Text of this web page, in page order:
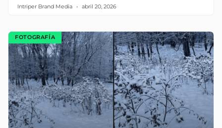
Intriper Brand Media abril 20, 2026
FOTOGRAFÍA